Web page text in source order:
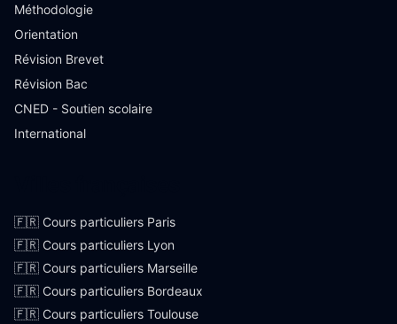
Méthodologie
Orientation
Révision Brevet
Révision Bac
CNED - Soutien scolaire
International
🇫🇷 Cours particuliers Paris
🇫🇷 Cours particuliers Lyon
🇫🇷 Cours particuliers Marseille
🇫🇷 Cours particuliers Bordeaux
🇫🇷 Cours particuliers Toulouse